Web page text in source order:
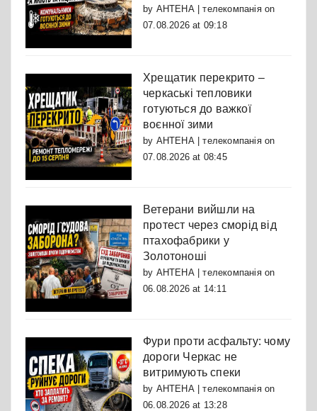
by АНТЕНА | телекомпаніяon
07.08.2026 at 09:18
Хрещатик перекрито –
черкаські тепловики
готуються до важкої
воєнної зими
by АНТЕНА | телекомпаніяon
07.08.2026 at 08:45
Ветерани вийшли на
протест через сморід від
птахофабрики у
Золотоноші
by АНТЕНА | телекомпаніяon
06.08.2026 at 14:11
Фури проти асфальту: чому
дороги Черкас не
витримують спеки
by АНТЕНА | телекомпаніяon
06.08.2026 at 13:28